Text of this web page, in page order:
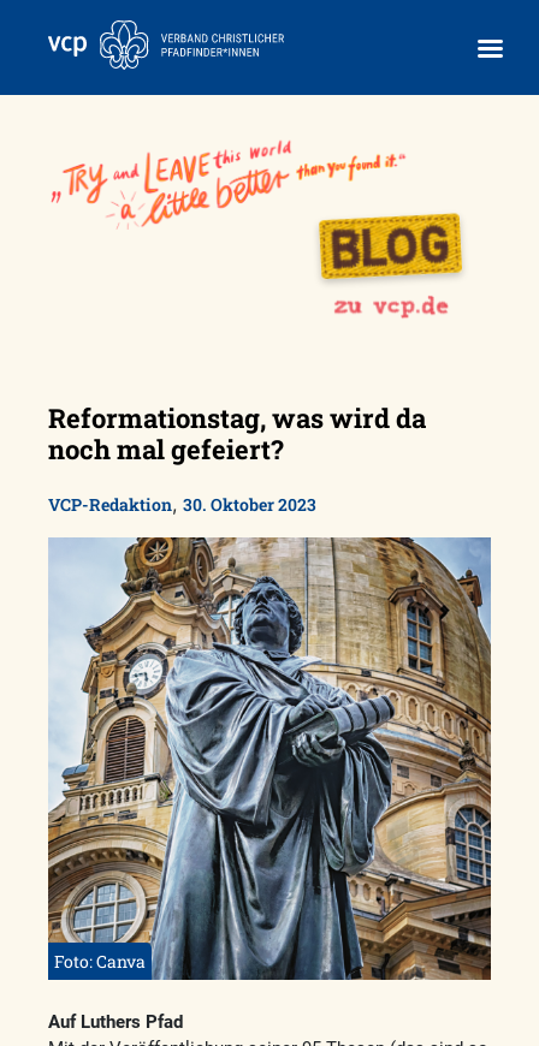
Reformationstag, was wird da
noch mal gefeiert?
VCP-Redaktion, 30. Oktober 2023
Foto: Canva
Auf Luthers Pfad